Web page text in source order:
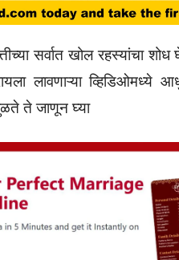
सर्वात खोल रहस्यांचा
लावणाऱ्या व्हिडिओमध्ये
ते जाणून घ्या